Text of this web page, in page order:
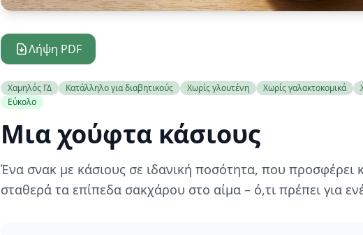
Λήψη PDF
Χαμηλός ΓΔ Κατάλληλο για διαβητικούς Χωρίς γλουτένη Χωρίς γαλακτοκομικά
Εύκολο
Μια χούφτα κάσιους
Ένα σνακ με κάσιους σε ιδανική ποσότητα, που προσφέρει
σταθερά τα επίπεδα σακχάρου στο αίμα – ό,τι πρέπει για